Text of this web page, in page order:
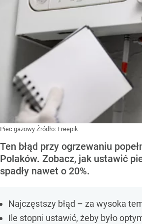
Piec gazowy Źródło: Freepik
Ten błąd przy ogrzewaniu
Polaków. Zobacz, jak ustawić
spadły nawet o 20%.
Najczęstszy błąd – za wysoka
Ile stopni ustawić, żeby było